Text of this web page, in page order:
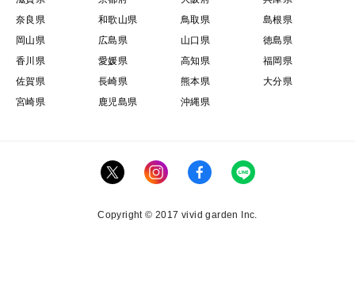
奈良県
和歌山県 鳥取県
島根県
岡山県
広島県 山口県
徳島県
香川県
愛媛県 高知県
福岡県
佐賀県
長崎県 熊本県
大分県
宮崎県
鹿児島県 沖縄県
Copyright © 2017 vivid garden Inc.